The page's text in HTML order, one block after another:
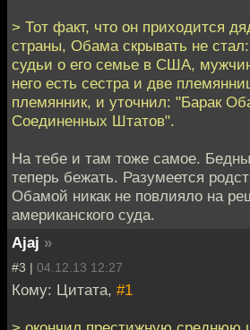
> Тот факт, что он приходится
страны, Обама скрывать не
судьи о его семье в США,
него есть сестра и две
племянник, и уточнил: "Барак
Соединенных Штатов".
На тебе и там тоже самое.
теперь бежать. Разумеется
Обамой никак не повлияло на
американского суда.
Ajaj »
#3 | 04.12.13 12:27
Кому: Цитата, #1